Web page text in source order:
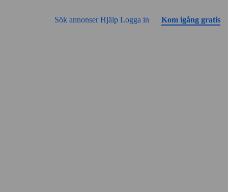
Sök annonserHjälp Logga in Kom igång gratis